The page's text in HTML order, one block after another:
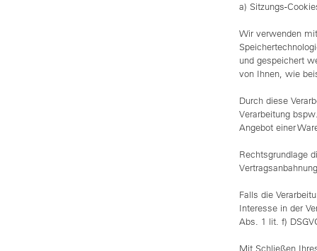
a) Sitzungs-
Wir verwenden
und gespeichert
von Ihnen, wie
Durch diese
Verarbeitung
Angebot einer
Rechtsgrundlage
Falls die
Interesse in der
Abs. 1 lit. f)
Mit Schließen